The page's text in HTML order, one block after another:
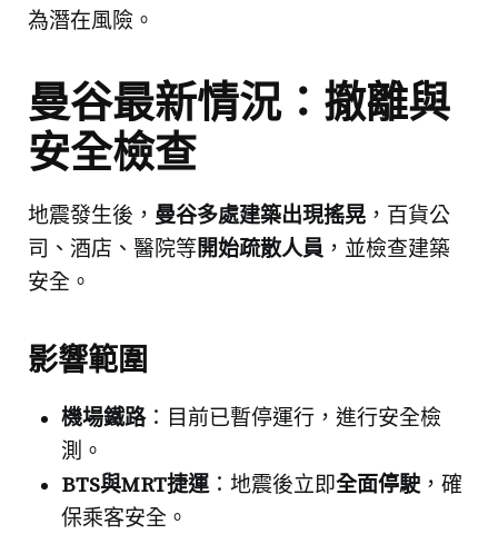
為潛在風險。
曼谷最新情況：撤離與
安全檢查
地震發生後， 曼谷多處建築出現搖晃 ，百貨公
司、酒店、醫院等開始疏散人員 ，並檢查建築
安全。
影響範圍
機場鐵路：目前已暫停運行，進行安全檢
測。
BTS與MRT捷運：地震後立即全面停駛，確
保乘客安全。